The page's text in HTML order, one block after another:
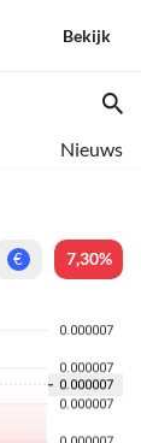
Bekijk
Nieuws
€ 7,30%